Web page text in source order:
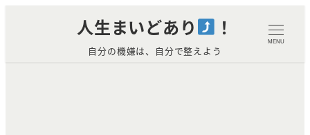
人生まいどあり ！
自分の機嫌は、自分で整えよう
MENU